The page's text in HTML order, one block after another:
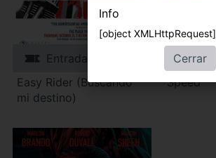
Entradas
Easy Rider (Buscando
mi destino)
Speed
Info
[object XMLHttpRequest]
Cerrar